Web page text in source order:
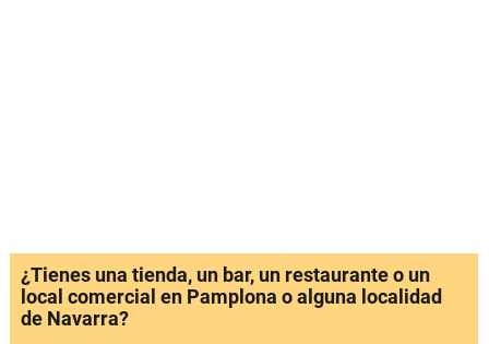
¿Tienes una tienda, un bar, un restaurante o un
local comercial en Pamplona o alguna localidad
de Navarra?